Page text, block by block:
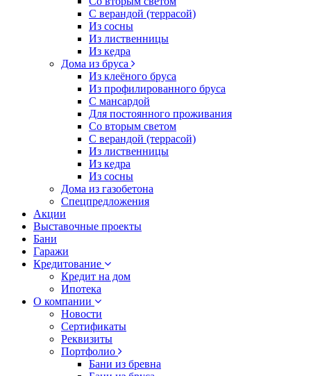
С верандой (террасой)
Из сосны
Из лиственницы
Из кедра
Дома из бруса
Из клеёного бруса
Из профилированного бруса
С мансардой
Для постоянного проживания
Со вторым светом
С верандой (террасой)
Из лиственницы
Из кедра
Из сосны
Дома из газобетона
Спецпредложения
Акции
Выставочные проекты
Бани
Гаражи
Кредитование
Кредит на дом
Ипотека
О компании
Новости
Сертификаты
Реквизиты
Портфолио
Бани из бревна